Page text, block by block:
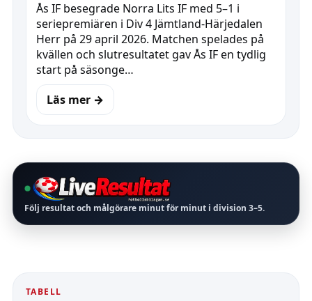
Ås IF besegrade Norra Lits IF med 5–1 i
seriepremiären i Div 4 Jämtland-Härjedalen
Herr på 29 april 2026. Matchen spelades på
kvällen och slutresultatet gav Ås IF en tydlig
start på säsonge…
Läs mer →
Följ resultat och målgörare minut för minut i division 3–5.
TABELL